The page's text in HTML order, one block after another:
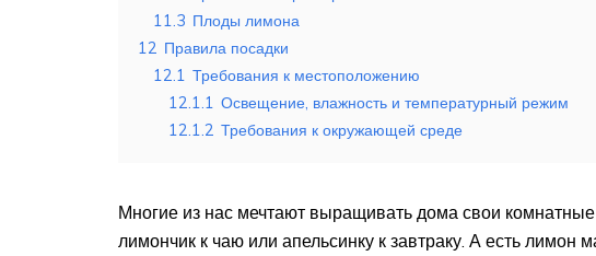
11.3 Плоды лимона
12 Правила посадки
12.1 Требования к местоположению
12.1.1 Освещение, влажность и температурный режим
12.1.2 Требования к окружающей среде
Многие из нас мечтают выращивать дома свои
лимончик к чаю или апельсинку к завтраку. А есть лимон